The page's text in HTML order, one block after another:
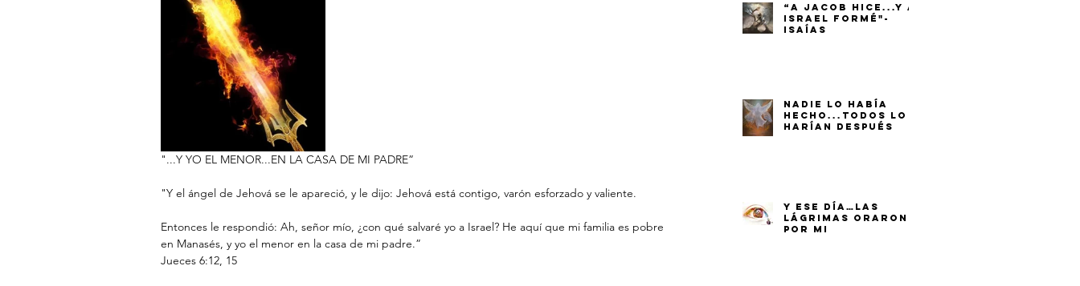
"...Y YO EL MENOR...EN LA CASA DE MI PADRE”
"Y el ángel de Jehová se le apareció, y le dijo: Jehová está contigo, varón esforzado y valiente.
Entonces le respondió: Ah, señor mío, ¿con qué salvaré yo a Israel? He aquí que mi familia es pobre
en Manasés, y yo el menor en la casa de mi padre.”
‭‭Jueces‬ ‭6:12, 15‬ ‭
“A JACOB HICE...Y A
ISRAEL FORMÉ"-
ISAÍAS
NADIE LO HABÍA
HECHO...TODOS LO
HARÍAN DESPUÉS
Y ESE DÍA…LAS
LÁGRIMAS ORARON
POR MI